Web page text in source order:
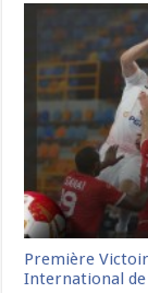
Première
International de